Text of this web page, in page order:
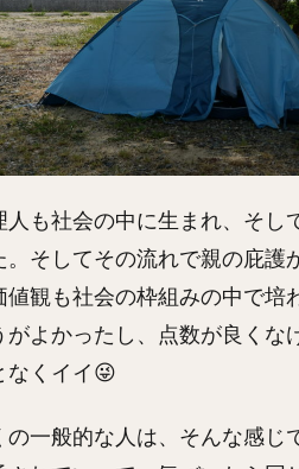
人も社会の中に生まれ、そし
。そしてその流れで親の庇護
値観も社会の枠組みの中で培
がよかったし、点数が良くな
なくイイ😜
の一般的な人は、そんな感じ